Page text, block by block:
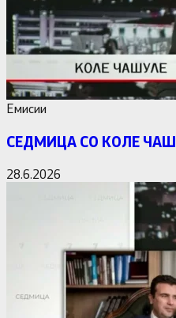
Емисии
СЕДМИЦА СО КОЛЕ
28.6.2026